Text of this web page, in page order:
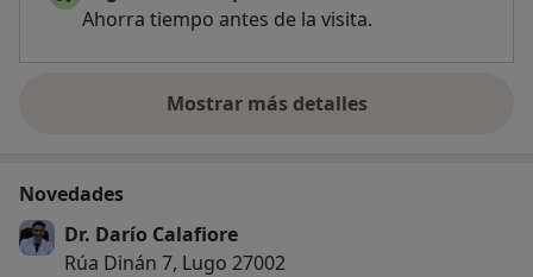
Ahorra tiempo antes de la visita.
Mostrar más detalles
sobre la experiencia
Novedades
Dr. Darío Calafiore
Rúa Dinán 7, Lugo 27002